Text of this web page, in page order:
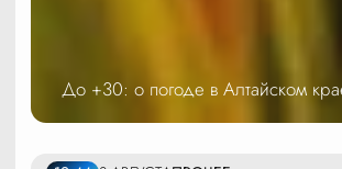
До +30: о погоде в Алтайском